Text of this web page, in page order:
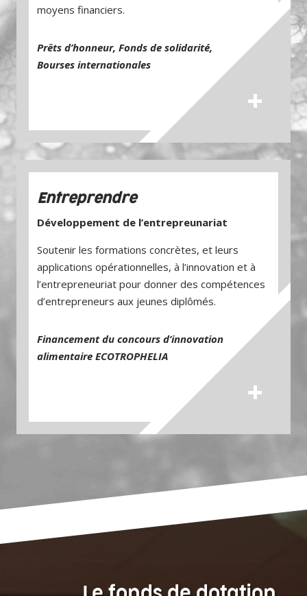
moyens financiers.
Prêts d’honneur, Fonds de solidarité,
Bourses internationales
+
Entreprendre
Développement de l’entrepreunariat
Soutenir les formations concrètes, et leurs
applications opérationnelles, à l’innovation et à
l’entrepreneuriat pour donner des compétences
d’entrepreneurs aux jeunes diplômés.
Financement du concours d’innovation
alimentaire ECOTROPHELIA
+